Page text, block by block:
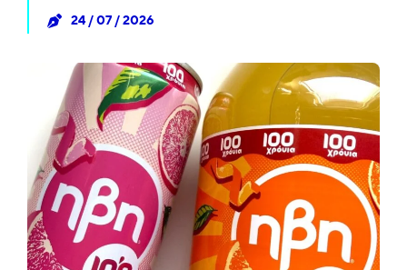
24 / 07 / 2026